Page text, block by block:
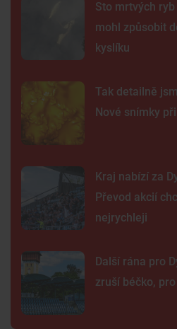
Sto mrtvých
mohl způsobit
kyslíku
Tak detailně
Nové snímky
Kraj nabízí za
Převod akcií
nejrychleji
Další rána pro
zruší béčko,